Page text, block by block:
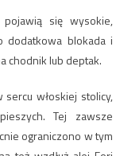
się wysokie,
dodatkowa blokada i
chodnik lub deptak.
włoskiej stolicy,
Tej zawsze
ograniczono w tym